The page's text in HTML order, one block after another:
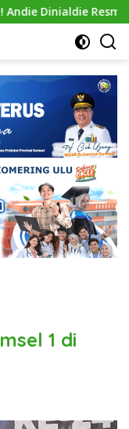
Nahkodai
1 di